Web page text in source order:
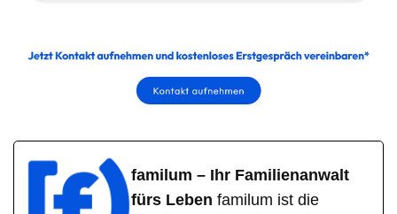
familum – Ihr Familienanwalt
fürs Leben familum ist die